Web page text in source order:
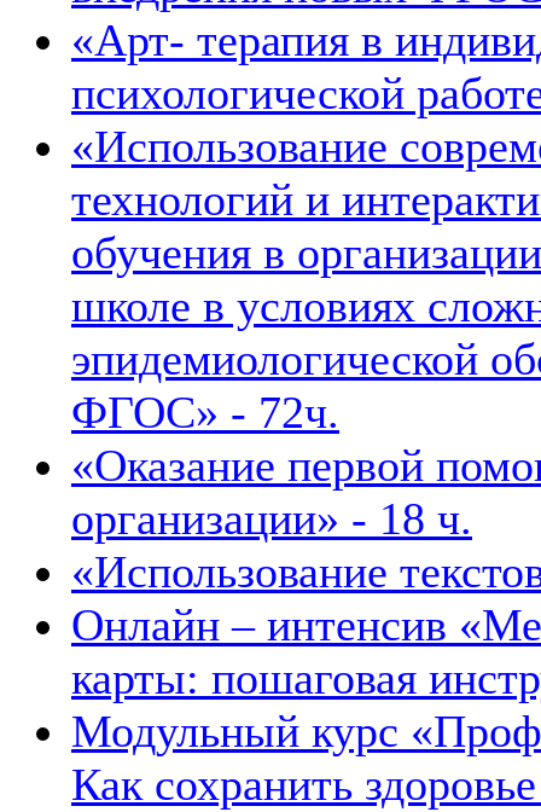
«Арт- терапия в
психологической
«Использование
технологий и
обучения в
школе в условиях
эпидемиологической
ФГОС» - 72ч.
«Оказание первой
организации» - 18 ч.
«Использование
Онлайн – интенсив
карты: пошаговая
Модульный курс
Как сохранить